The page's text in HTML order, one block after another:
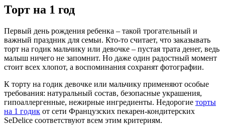
Торт на 1 год
Первый день рождения ребенка – такой трогательный и
важный праздник для семьи. Кто-то считает, что заказывать
торт на годик мальчику или девочке – пустая трата денег, ведь
малыш ничего не запомнит. Но даже один радостный момент
стоит всех хлопот, а воспоминания сохранят фотографии.
К торту на годик девочке или мальчику применяют особые
требования: натуральный состав, безопасные украшения,
гипоаллергенные, нежирные ингредиенты. Недорогие торты
на 1 годик от сети Французских пекарен-кондитерских
SeDelice соответствуют всем этим критериям.